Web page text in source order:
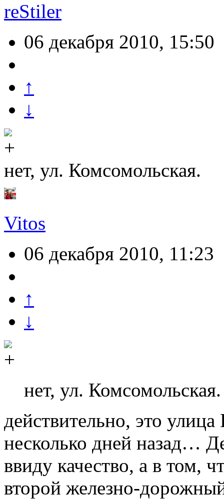
reStiler
06 декабря 2010, 15:50
↑
↓
нет, ул. Комсомольская.
Vitos
06 декабря 2010, 11:23
↑
↓
нет, ул. Комсомольская.
действительно, это
несколько дней назад…
ввиду качество, а в том,
второй железно-